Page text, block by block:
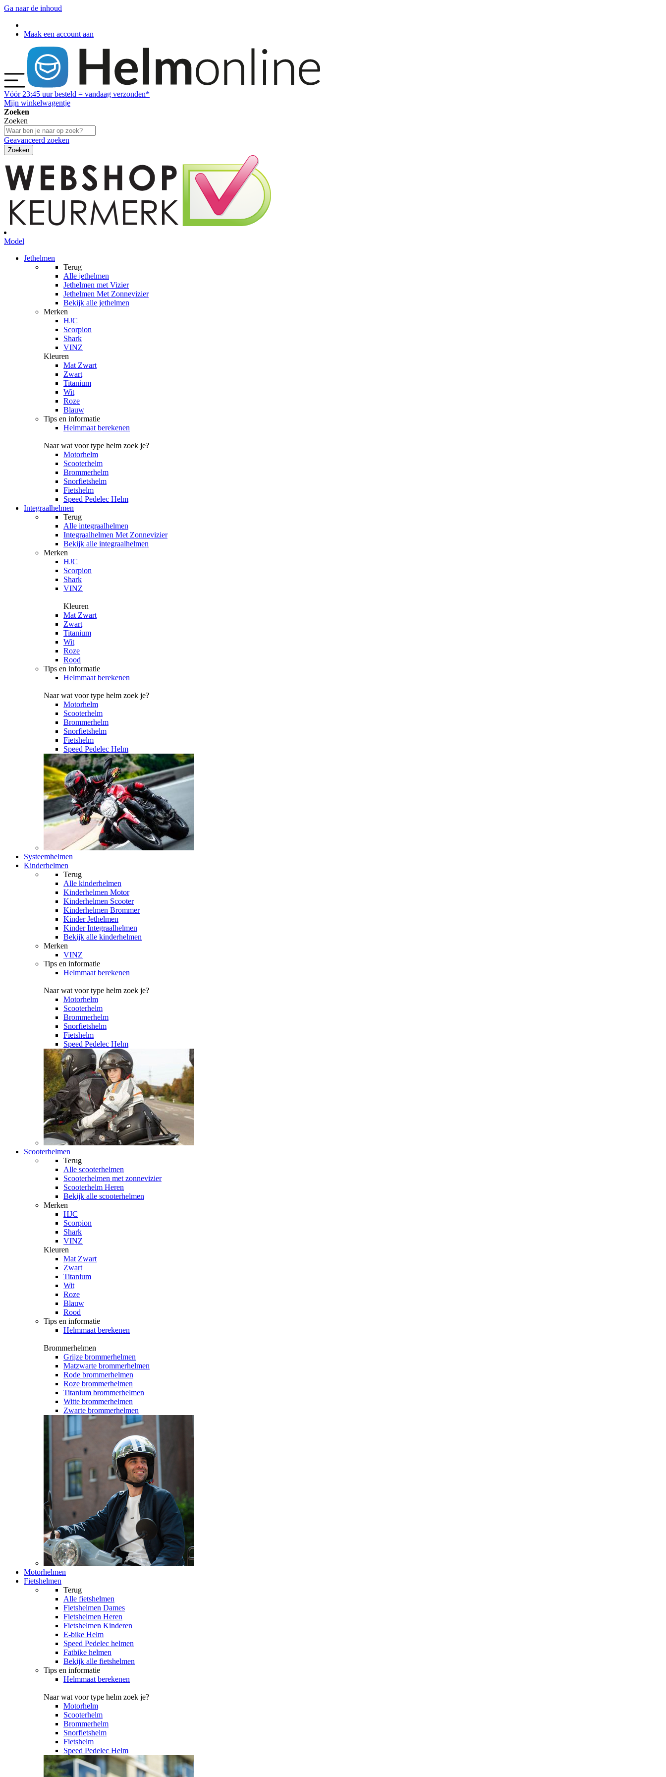
Ga naar de inhoud
Maak een account aan
Vóór 23:45 uur besteld = vandaag verzonden*
Mijn winkelwagentje
Zoeken
Zoeken
Geavanceerd zoeken
Zoeken
Model
Jethelmen
Terug
Alle jethelmen
Jethelmen met Vizier
Jethelmen Met Zonnevizier
Bekijk alle jethelmen
Merken
HJC
Scorpion
Shark
VINZ
Kleuren
Mat Zwart
Zwart
Titanium
Wit
Roze
Blauw
Tips en informatie
Helmmaat berekenen
Naar wat voor type helm zoek je?
Motorhelm
Scooterhelm
Brommerhelm
Snorfietshelm
Fietshelm
Speed Pedelec Helm
Integraalhelmen
Terug
Alle integraalhelmen
Integraalhelmen Met Zonnevizier
Bekijk alle integraalhelmen
Merken
HJC
Scorpion
Shark
VINZ
Kleuren
Mat Zwart
Zwart
Titanium
Wit
Roze
Rood
Tips en informatie
Helmmaat berekenen
Naar wat voor type helm zoek je?
Motorhelm
Scooterhelm
Brommerhelm
Snorfietshelm
Fietshelm
Speed Pedelec Helm
Systeemhelmen
Kinderhelmen
Terug
Alle kinderhelmen
Kinderhelmen Motor
Kinderhelmen Scooter
Kinderhelmen Brommer
Kinder Jethelmen
Kinder Integraalhelmen
Bekijk alle kinderhelmen
Merken
VINZ
Tips en informatie
Helmmaat berekenen
Naar wat voor type helm zoek je?
Motorhelm
Scooterhelm
Brommerhelm
Snorfietshelm
Fietshelm
Speed Pedelec Helm
Scooterhelmen
Terug
Alle scooterhelmen
Scooterhelmen met zonnevizier
Scooterhelm Heren
Bekijk alle scooterhelmen
Merken
HJC
Scorpion
Shark
VINZ
Kleuren
Mat Zwart
Zwart
Titanium
Wit
Roze
Blauw
Rood
Tips en informatie
Helmmaat berekenen
Brommerhelmen
Grijze brommerhelmen
Matzwarte brommerhelmen
Rode brommerhelmen
Roze brommerhelmen
Titanium brommerhelmen
Witte brommerhelmen
Zwarte brommerhelmen
Motorhelmen
Fietshelmen
Terug
Alle fietshelmen
Fietshelmen Dames
Fietshelmen Heren
Fietshelmen Kinderen
E-bike Helm
Speed Pedelec helmen
Fatbike helmen
Bekijk alle fietshelmen
Tips en informatie
Helmmaat berekenen
Naar wat voor type helm zoek je?
Motorhelm
Scooterhelm
Brommerhelm
Snorfietshelm
Fietshelm
Speed Pedelec Helm